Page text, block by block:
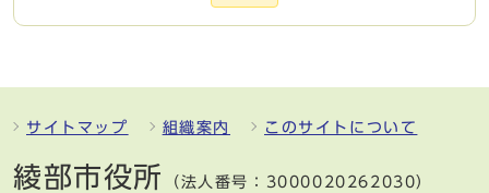
サイトマップ 組織案内 このサイトについて
綾部市役所 （法人番号：3000020262030）